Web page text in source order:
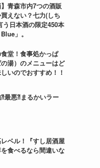
】青森市内7つの酒販
えない？七力(しち
う日本酒の限定450本
」。
堂！食事処かっぱ
の湯）のメニューはど
いのでおすすめ！！
最悪⁈まるかいラー
ベル！『すし居酒屋
食べるなら間違いな